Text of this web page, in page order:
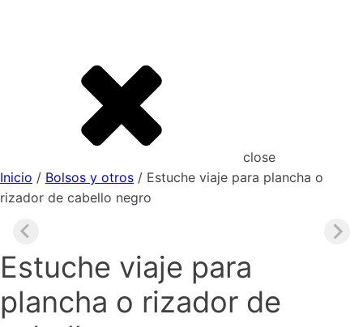
close
Inicio / Bolsos y otros / Estuche viaje para plancha o
rizador de cabello negro
Estuche viaje para
plancha o rizador de